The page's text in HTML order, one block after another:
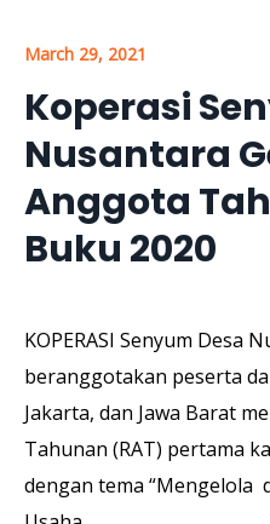
March 29, 2021
Koperasi
Nusantara
Anggota
Buku 2020
KOPERASI Senyum Desa
beranggotakan peserta
Jakarta, dan Jawa Barat
Tahunan (RAT) pertama
dengan tema “Mengelola